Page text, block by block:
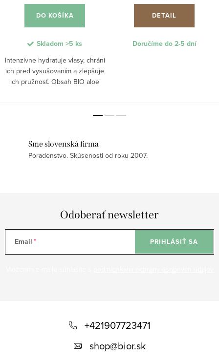
DO KOŠÍKA
Skladom >5 ks
Intenzívne hydratuje vlasy, chráni
ich pred vysušovaním a zlepšuje
ich pružnosť. Obsah BIO aloe
DETAIL
Doručíme do 2-5 dní
Sme slovenská firma
Poradenstvo. Skúsenosti od roku 2007.
Odoberať newsletter
Email PRIHLÁSIŤ SA
+421907723471
shop@bior.sk